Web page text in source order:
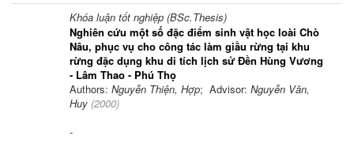
Khóa luận tốt nghiệp (BSc.Thesis)
Nghiên cứu một số đặc điểm sinh vật học loài Chò
Nâu, phục vụ cho công tác làm giầu rừng tại khu
rừng đặc dụng khu di tích lịch sử Đền Hùng Vương
- Lâm Thao - Phú Thọ
Authors: Nguyễn Thiện, Hợp; Advisor: Nguyễn Văn,
Huy (2000)
-